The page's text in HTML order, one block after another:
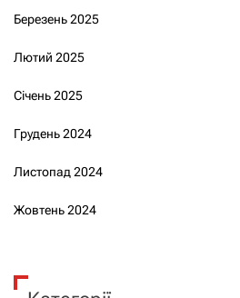
Березень 2025
Лютий 2025
Січень 2025
Грудень 2024
Листопад 2024
Жовтень 2024